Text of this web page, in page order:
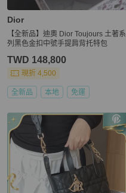
Dior
【全新品】迪奧 Dior Toujours 土著系
列黑色金扣中號手提肩背托特包
TWD 148,800
現折 4,500
全新品 本地 免運